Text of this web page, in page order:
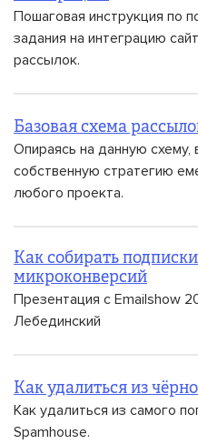
Пошаговая инструкция по
задания на интеграцию
рассылок.
Базовая схема
Опираясь на данную
собственную стратегию
любого проекта.
Как собирать
микроконверсий
Презентация с Emailshow
Лебединский
Как удалиться из
Как удалиться из самого
Spamhouse.